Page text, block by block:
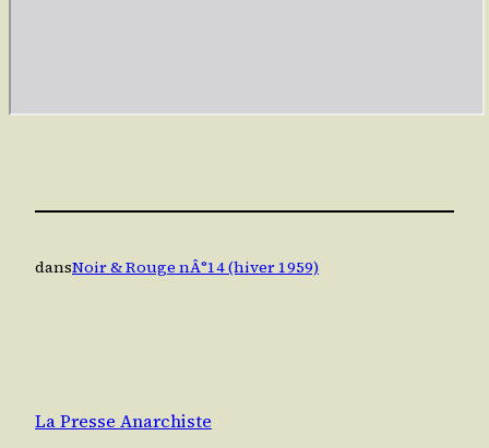
dansNoir & Rouge nÂ°14 (hiver 1959)
La Presse Anarchiste